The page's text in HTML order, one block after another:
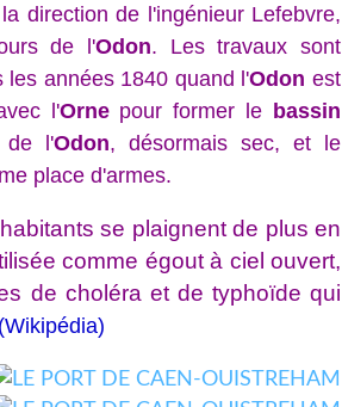
direction de l'ingénieur Lefebvre,
de l'Odon. Les travaux sont
les années 1840 quand l'Odon est
l'Ornepour former le bassin
de l'Odon, désormais sec, et le
place d'armes.
se plaignent de plus en
comme égout à ciel ouvert,
de choléra et de typhoïde qui
(Wikipédia)